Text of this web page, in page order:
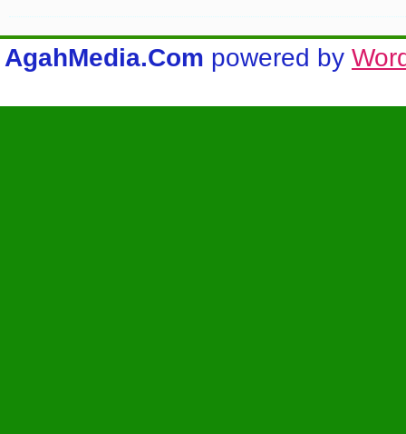
AgahMedia.Com powered by